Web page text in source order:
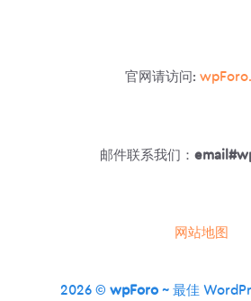
官网请访问:
邮件联系我们：
网站地图
2026 © wpForo~ 最佳